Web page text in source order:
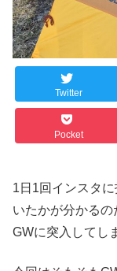
Twitter
Pocket
1日1回インスタ
いたかが分かるの
GWに突入してし